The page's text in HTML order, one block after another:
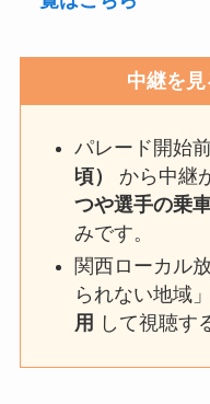
中継を見
パレード開始
頃）
から中継
つや選手の乗
みです。
関西ローカル
られない地域
用 して視聴す